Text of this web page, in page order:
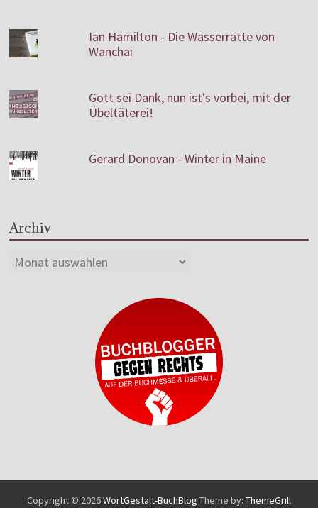
Ian Hamilton - Die Wasserratte von
Wanchai
Gott sei Dank, nun ist's vorbei, mit der
Übeltäterei!
Gerard Donovan - Winter in Maine
Archiv
Copyright © 2026WortGestalt-BuchBlog Theme by: ThemeGrill